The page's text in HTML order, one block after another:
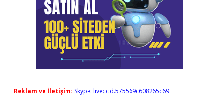
Reklam ve İletişim: Skype: live:.cid.575569c608265c69